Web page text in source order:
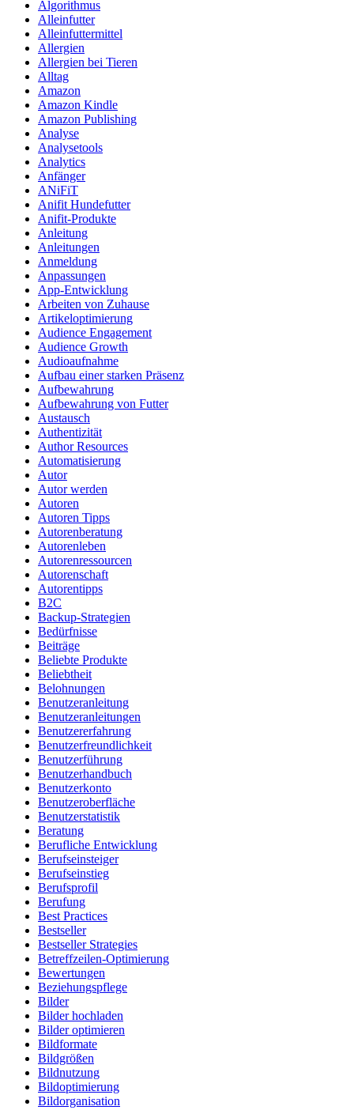
Algorithmus
Alleinfutter
Alleinfuttermittel
Allergien
Allergien bei Tieren
Alltag
Amazon
Amazon Kindle
Amazon Publishing
Analyse
Analysetools
Analytics
Anfänger
ANiFiT
Anifit Hundefutter
Anifit-Produkte
Anleitung
Anleitungen
Anmeldung
Anpassungen
App-Entwicklung
Arbeiten von Zuhause
Artikeloptimierung
Audience Engagement
Audience Growth
Audioaufnahme
Aufbau einer starken Präsenz
Aufbewahrung
Aufbewahrung von Futter
Austausch
Authentizität
Author Resources
Automatisierung
Autor
Autor werden
Autoren
Autoren Tipps
Autorenberatung
Autorenleben
Autorenressourcen
Autorenschaft
Autorentipps
B2C
Backup-Strategien
Bedürfnisse
Beiträge
Beliebte Produkte
Beliebtheit
Belohnungen
Benutzeranleitung
Benutzeranleitungen
Benutzererfahrung
Benutzerfreundlichkeit
Benutzerführung
Benutzerhandbuch
Benutzerkonto
Benutzeroberfläche
Benutzerstatistik
Beratung
Berufliche Entwicklung
Berufseinsteiger
Berufseinstieg
Berufsprofil
Berufung
Best Practices
Bestseller
Bestseller Strategies
Betreffzeilen-Optimierung
Bewertungen
Beziehungspflege
Bilder
Bilder hochladen
Bilder optimieren
Bildformate
Bildgrößen
Bildnutzung
Bildoptimierung
Bildorganisation